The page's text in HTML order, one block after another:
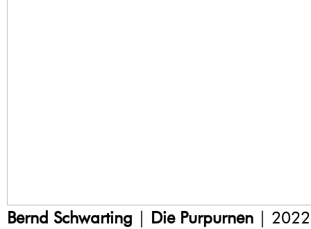
Bernd Schwarting | Die Purpurnen |